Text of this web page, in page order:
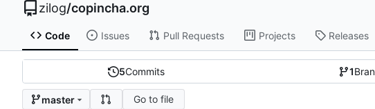
zilog/copincha.org
Code Issues Pull Requests Projects Releases
5Commits 1
master Go to file